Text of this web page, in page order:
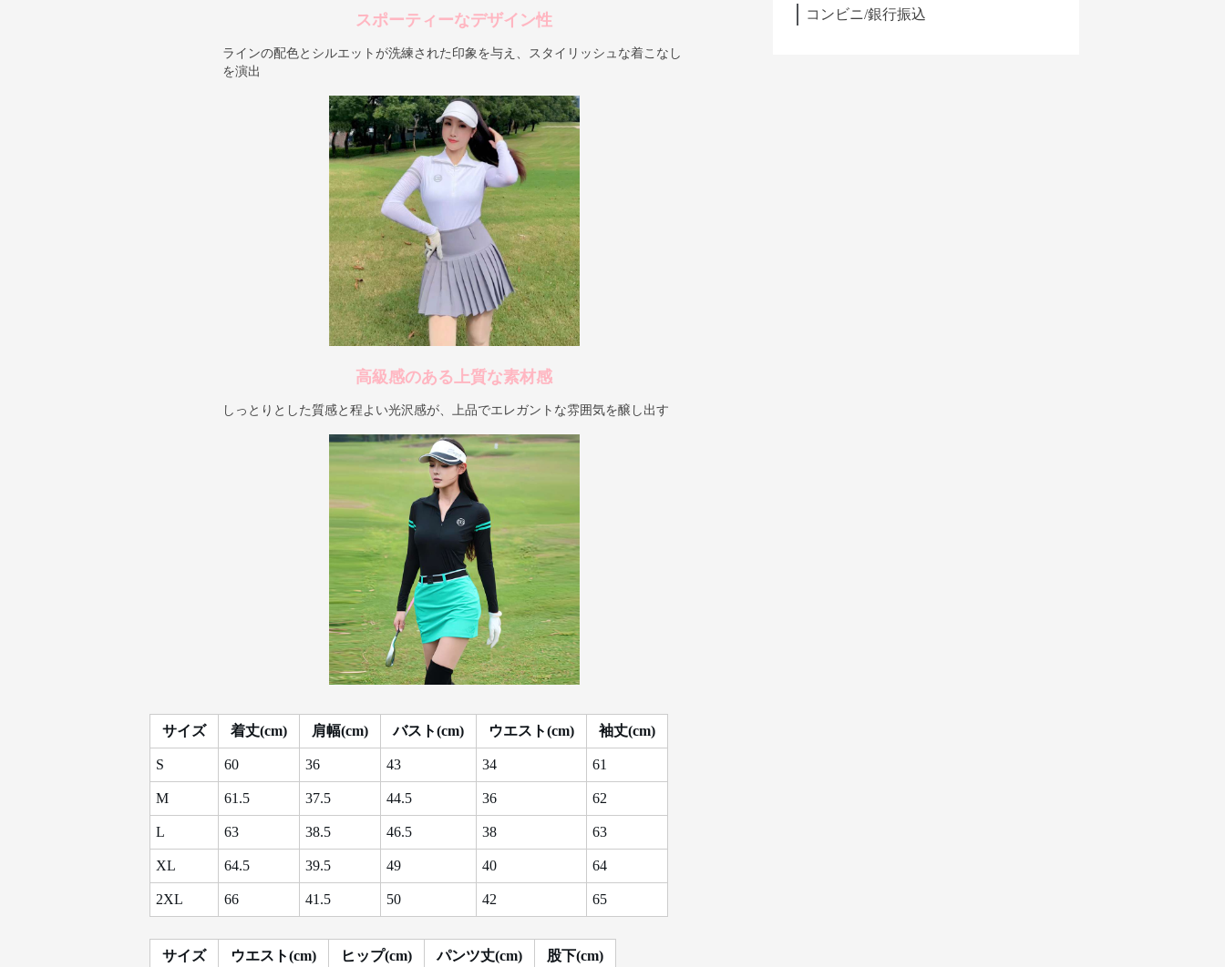
スポーティーなデザイン性
ラインの配色とシルエットが洗練された印象を与え、スタイリッシュな着こなし
を演出
高級感のある上質な素材感
しっとりとした質感と程よい光沢感が、上品でエレガントな雰囲気を醸し出す
サイズ 着丈(cm) 肩幅(cm) バスト(cm) ウエスト(cm) 袖丈(cm)
S 60 36 43 34 61
M 61.5 37.5 44.5 36 62
L 63 38.5 46.5 38 63
XL 64.5 39.5 49 40 64
2XL 66 41.5 50 42 65
サイズ ウエスト(cm) ヒップ(cm) パンツ丈(cm) 股下(cm)
コンビニ/銀行振込